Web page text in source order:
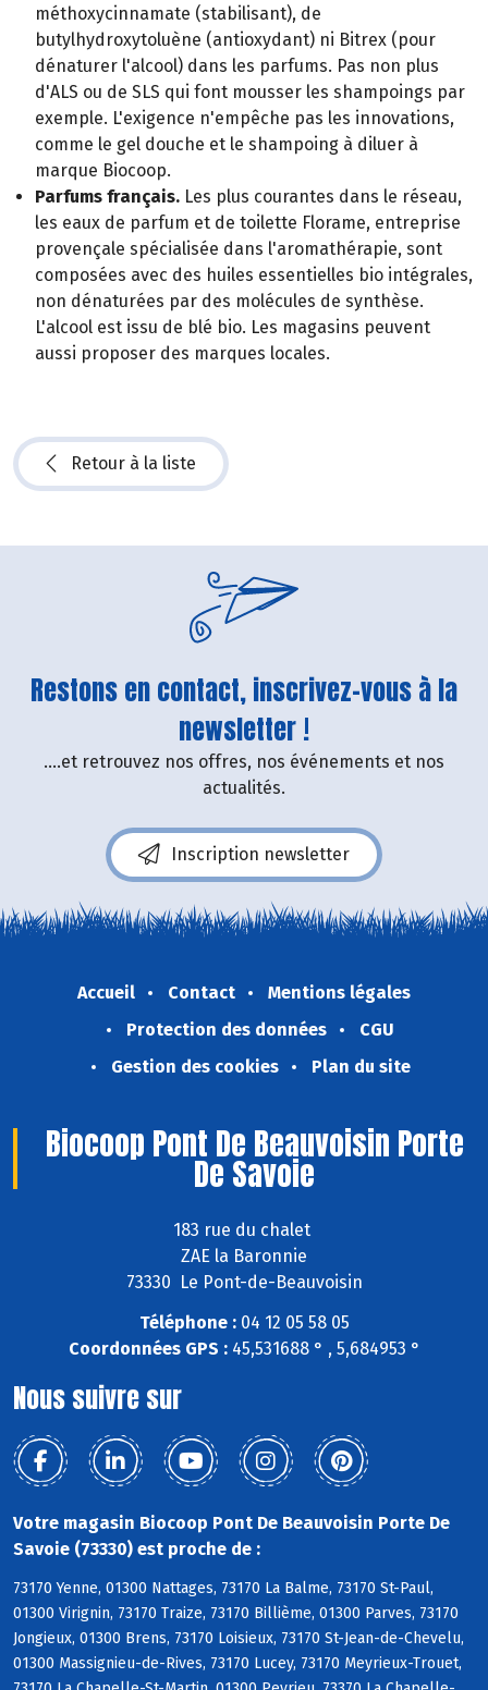
méthoxycinnamate (stabilisant), de
butylhydroxytoluène (antioxydant) ni Bitrex (pour
dénaturer l'alcool) dans les parfums. Pas non plus
d'ALS ou de SLS qui font mousser les shampoings par
exemple. L'exigence n'empêche pas les innovations,
comme le gel douche et le shampoing à diluer à
marque Biocoop.
Parfums français. Les plus courantes dans le réseau,
les eaux de parfum et de toilette Florame, entreprise
provençale spécialisée dans l'aromathérapie, sont
composées avec des huiles essentielles bio intégrales,
non dénaturées par des molécules de synthèse.
L'alcool est issu de blé bio. Les magasins peuvent
aussi proposer des marques locales.
Retour à la liste
Restons en contact, inscrivez-vous à la
newsletter !
....et retrouvez nos offres, nos événements et nos
actualités.
Inscription newsletter
Accueil Contact
Mentions légales
Protection des données
CGU
Gestion des cookies
Plan du site
Biocoop Pont De Beauvoisin Porte
De Savoie
183 rue du chalet
ZAE la Baronnie
73330 Le Pont-de-Beauvoisin
Téléphone :04 12 05 58 05
Coordonnées GPS :45,531688 ° , 5,684953 °
Nous suivre sur
Votre magasin Biocoop Pont De Beauvoisin Porte De
Savoie (73330) est proche de :
73170 Yenne, 01300 Nattages, 73170 La Balme, 73170 St-Paul,
01300 Virignin, 73170 Traize, 73170 Billième, 01300 Parves, 73170
Jongieux, 01300 Brens, 73170 Loisieux, 73170 St-Jean-de-Chevelu,
01300 Massignieu-de-Rives, 73170 Lucey, 73170 Meyrieux-Trouet,